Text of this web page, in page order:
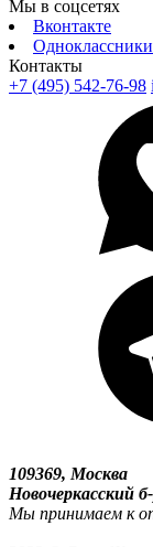
Мы в соцсетях
Вконтакте
Одноклассники
Контакты
+7 (495) 542-76-98
109369, Москва
Новочеркасский
Мы принимаем к